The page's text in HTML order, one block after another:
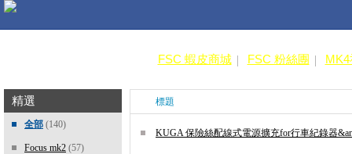
FSC 蝦皮商城 FSC 粉絲團
精選
全部 (140)
Focus mk2 (57)
標題
KUGA 保險絲配線式電源擴充for行車紀錄器